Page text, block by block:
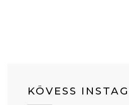
KÖVESS